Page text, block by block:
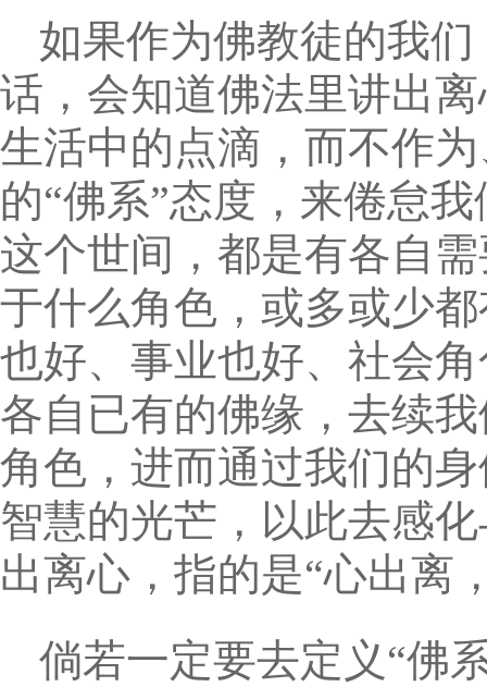
如果作为佛教徒的我
话，会知道佛法里讲出
生活中的点滴，而不作
的“佛系”态度，来倦怠
这个世间，都是有各自
于什么角色，或多或少
也好、事业也好、社会
各自已有的佛缘，去续
角色，进而通过我们的
智慧的光芒，以此去感
出离心，指的是“心出离
倘若一定要去定义“佛